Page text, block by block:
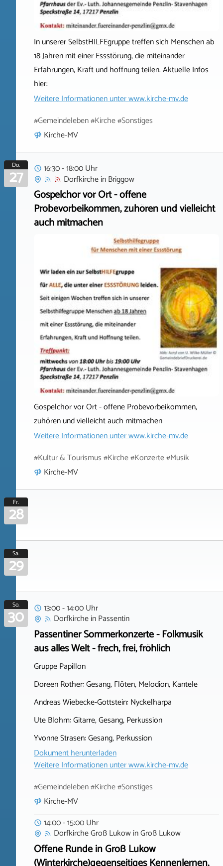
In unserer SelbstHILFEgruppe treffen sich Menschen ab
18 Jahren mit einer Essstörung, die miteinander
Erfahrungen, Kraft und hoffnung teilen. Aktuelle Infos
hier:
Weitere Informationen unterwww.kirche-mv.de
#Gemeindeleben #Kirche #Sonstiges
Kirche-MV
Do.
27
16:30 - 18:00 Uhr
DorfkircheinBriggow
Gospelchor vor Ort - offene
Probevorbeikommen, zuhören und vielleicht
auch mitmachen
Gospelchor vor Ort - offene Probevorbeikommen,
zuhören und vielleicht auch mitmachen
Weitere Informationen unterwww.kirche-mv.de
#Kultur & Tourismus #Kirche #Konzerte #Musik
Kirche-MV
Fr.
28
Sa.
29
So.
30
13:00 - 14:00 Uhr
DorfkircheinPassentin
Passentiner Sommerkonzerte - Folkmusik
aus alles Welt - frech, frei, fröhlich
Gruppe Papillon
Doreen Rother: Gesang, Flöten, Melodion, Kantele
Andreas Wiebecke-Gottstein: Nyckelharpa
Ute Blohm: Gitarre, Gesang, Perkussion
Yvonne Strasen: Gesang, Perkussion
Dokument herunterladen
Weitere Informationen unterwww.kirche-mv.de
#Gemeindeleben #Kirche #Sonstiges
Kirche-MV
14:00 - 15:00 Uhr
Dorfkirche Groß LukowinGroß Lukow
Offene Runde in Groß Lukow